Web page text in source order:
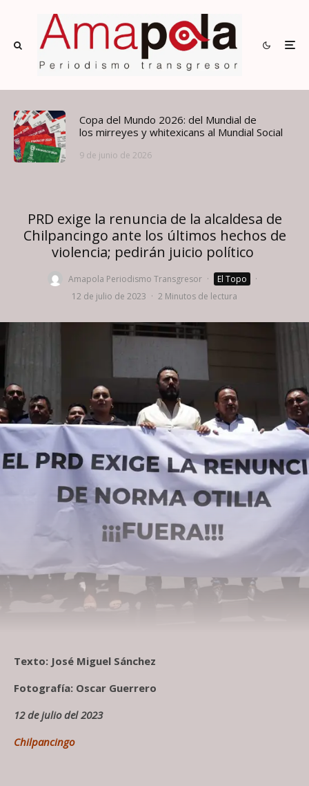
Copa del Mundo 2026: del Mundial de
los mirreyes y whitexicans al Mundial Social
9 de junio de 2026
PRD exige la renuncia de la alcaldesa de
Chilpancingo ante los últimos hechos de
violencia; pedirán juicio político
Amapola Periodismo Transgresor · El Topo
·
12 de julio de 2023 · 2 Minutos de lectura
Texto: José Miguel Sánchez
Fotografía: Oscar Guerrero
12 de julio del 2023
Chilpancingo